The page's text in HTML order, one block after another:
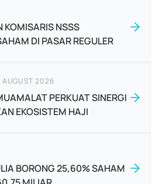
KOMISARIS NSSS
DI PASAR REGULER
AUGUST 2026
PERKUAT SINERGI
EKOSISTEM HAJI
BORONG 25,60% SAHAM